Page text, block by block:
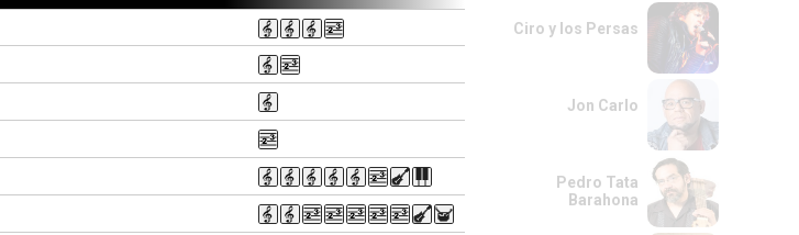
Ciro y los Persas
Jon Carlo
Pedro Tata
Barahona